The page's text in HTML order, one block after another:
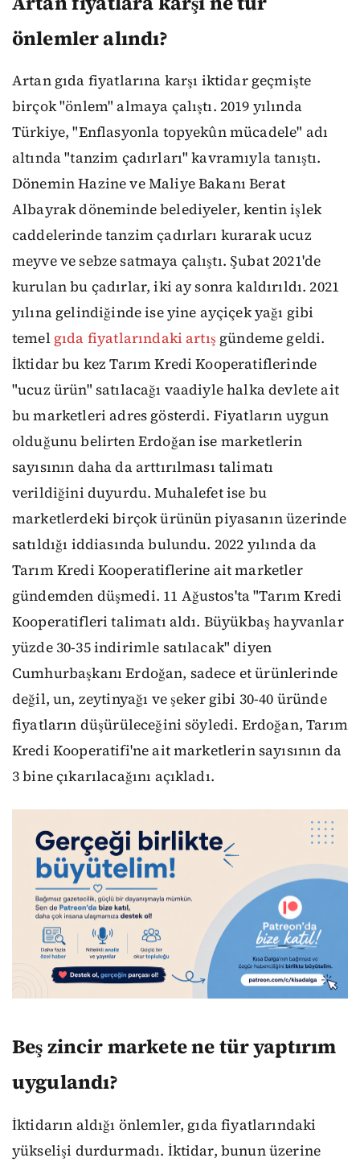
önlemler alındı?
Artan gıda fiyatlarına karşı iktidar geçmişte
birçok "önlem" almaya çalıştı. 2019 yılında
Türkiye, "Enflasyonla topyekûn mücadele" adı
altında "tanzim çadırları" kavramıyla tanıştı.
Dönemin Hazine ve Maliye Bakanı Berat
Albayrak döneminde belediyeler, kentin işlek
caddelerinde tanzim çadırları kurarak ucuz
meyve ve sebze satmaya çalıştı. Şubat 2021'de
kurulan bu çadırlar, iki ay sonra kaldırıldı. 2021
yılına gelindiğinde ise yine ayçiçek yağı gibi
temel gıda fiyatlarındaki artış gündeme geldi.
İktidar bu kez Tarım Kredi Kooperatiflerinde
"ucuz ürün" satılacağı vaadiyle halka devlete ait
bu marketleri adres gösterdi. Fiyatların uygun
olduğunu belirten Erdoğan ise marketlerin
sayısının daha da arttırılması talimatı
verildiğini duyurdu. Muhalefet ise bu
marketlerdeki birçok ürünün piyasanın üzerinde
satıldığı iddiasında bulundu. 2022 yılında da
Tarım Kredi Kooperatiflerine ait marketler
gündemden düşmedi. 11 Ağustos'ta "Tarım Kredi
Kooperatifleri talimatı aldı. Büyükbaş hayvanlar
yüzde 30-35 indirimle satılacak" diyen
Cumhurbaşkanı Erdoğan, sadece et ürünlerinde
değil, un, zeytinyağı ve şeker gibi 30-40 üründe
fiyatların düşürüleceğini söyledi. Erdoğan, Tarım
Kredi Kooperatifi'ne ait marketlerin sayısının da
3 bine çıkarılacağını açıkladı.
Beş zincir markete ne tür yaptırım
uygulandı?
İktidarın aldığı önlemler, gıda fiyatlarındaki
yükselişi durdurmadı. İktidar, bunun üzerine